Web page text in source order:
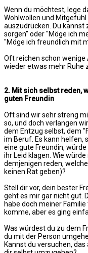
Wenn du möchtest, lege
Wohlwollen und
auszudrücken. Du kannst
sorgen" oder "Möge ich
"Möge ich freundlich mit
Oft reichen schon
wieder etwas mehr Ruhe
2. Mit sich selbst reden,
guten Freundin
Oft sind wir sehr streng
so, und doch verlangen
dem Entzug selbst, dem
im Beruf. Es kann helfen,
eine gute Freundin,
ihr Leid klagen. Wie
demjenigen reden,
keinen Rat geben)?
Stell dir vor, dein bester
geht es mir gar nicht gut.
habe doch meiner
komme, aber es ging
Was würdest du zu dem
du mit der Person
Kannst du versuchen,